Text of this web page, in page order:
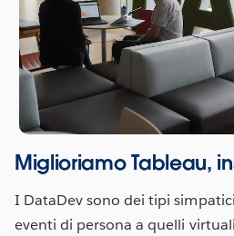
Miglioriamo Tableau,
I DataDev sono dei tipi
eventi di persona a quelli